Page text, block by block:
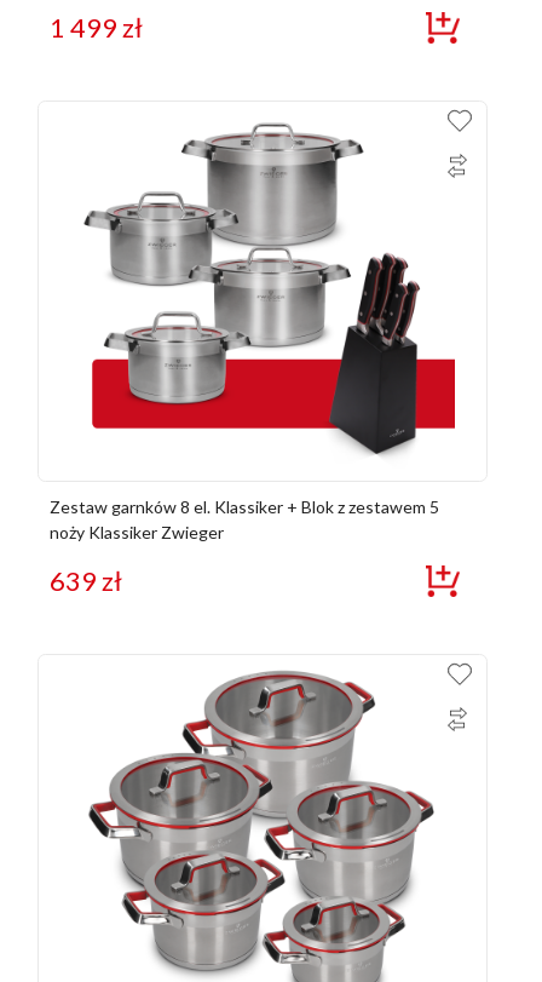
1 499zł
Zestaw garnków 8 el. Klassiker + Blok z zestawem 5
noży Klassiker Zwieger
639zł